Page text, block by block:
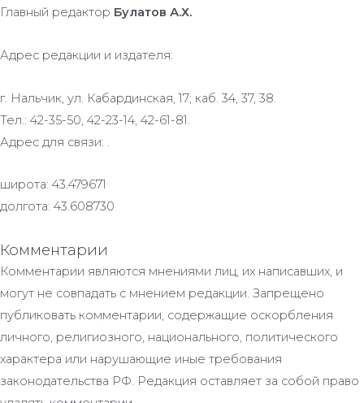
Главный редактор Булатов А.Х.
Адрес редакции и издателя:
г. Нальчик, ул. Кабардинская, 17; каб. 34, 37, 38.
Тел.: 42-35-50, 42-23-14, 42-61-81.
Адрес для связи: .
широта: 43.479671
долгота: 43.608730
Комментарии
Комментарии являются мнениями лиц, их написавших, и
могут не совпадать с мнением редакции. Запрещено
публиковать комментарии, содержащие оскорбления
личного, религиозного, национального, политического
характера или нарушающие иные требования
законодательства РФ. Редакция оставляет за собой право